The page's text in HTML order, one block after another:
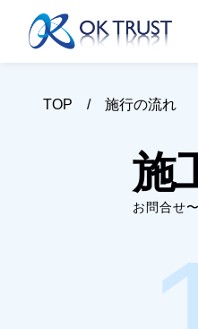
TOP 施行の流れ
施
お問合せ